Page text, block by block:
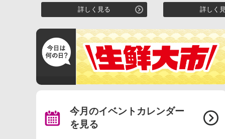
詳しく見る 詳しく
今月のイベントカレンダー
を見る